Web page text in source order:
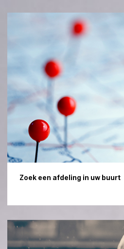
Zoek een afdeling in uw buurt